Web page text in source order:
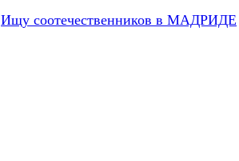
Ищу соотечественников в МАДРИДЕ